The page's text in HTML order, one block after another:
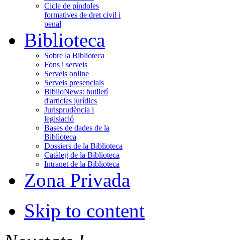
Cicle de píndoles
formatives de dret civil i
penal
Biblioteca
Sobre la Biblioteca
Fons i serveis
Serveis online
Serveis presencials
BiblioNews: butlletí
d'articles jurídics
Jurisprudència i
legislació
Bases de dades de la
Biblioteca
Dossiers de la Biblioteca
Catàleg de la Biblioteca
Intranet de la Biblioteca
Zona Privada
Skip to content